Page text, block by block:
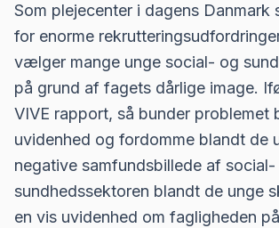
Som plejecenter i dagens Danmark
for enorme
vælger mange unge social- og
på grund af fagets dårlige image.
VIVE rapport, så bunder problemet
uvidenhed og fordomme blandt de
negative samfundsbillede af social-
sundhedssektoren blandt de unge
en vis uvidenhed om fagligheden